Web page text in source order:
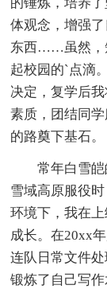
体观念，增强
东西……虽然，
起校园的`点滴
决定，复学后
素质，团结同
的路奠下基石。
常年白雪皑
雪域高原服役
环境下，我在
成长。在20xx
连队日常文件
锻炼了自己写